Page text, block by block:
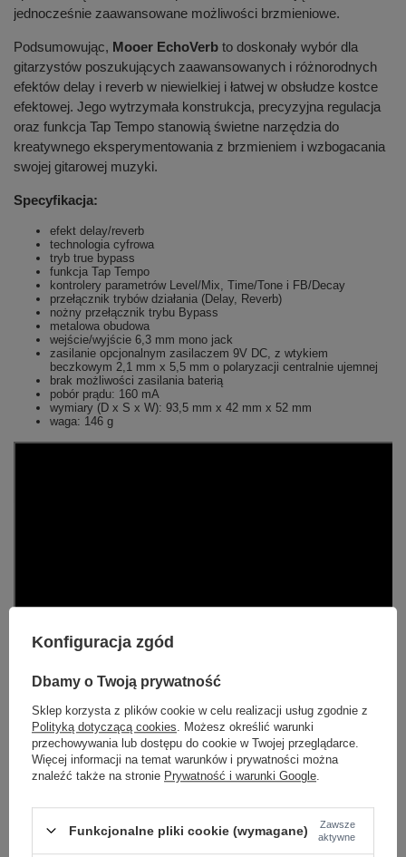
jednocześnie zaawansowane możliwości brzmieniowe.
Podsumowując, Mooer EchoVerb to doskonały wybór dla
gitarzystów poszukujących zaawansowanych i różnorodnych
efektów delay i reverb w niewielkiej i łatwej w obsłudze kostce
efektowej. Jego wytrzymała konstrukcja, precyzyjna regulacja
oraz funkcja Tap Tempo stanowią świetne narzędzia do
kreatywnego eksperymentowania z brzmieniem i wzbogacania
swojej gitarowej muzyki.
Specyfikacja:
efekt delay/reverb
technologia cyfrowa
tryb true bypass
funkcja Tap Tempo
kontrolery parametrów Level/Mix, Time/Tone i FB/Decay
przełącznik trybów działania (Delay, Reverb)
nożny przełącznik trybu Bypass
metalowa obudowa
wejście/wyjście 6,3 mm mono jack
zasilanie opcjonalnym zasilaczem 9V DC, z wtykiem
beczkowym 2,1 mm x 5,5 mm o polaryzacji centralnie ujemnej
brak możliwości zasilania baterią
pobór prądu: 160 mA
wymiary (D x S x W): 93,5 mm x 42 mm x 52 mm
waga: 146 g
Konfiguracja zgód
Dbamy o Twoją prywatność
Sklep korzysta z plików cookie w celu realizacji usług zgodnie z
Polityką dotyczącą cookies . Możesz określić warunki
przechowywania lub dostępu do cookie w Twojej przeglądarce.
Więcej informacji na temat warunków i prywatności można
znaleźć także na stronie Prywatność i warunki Google
Funkcjonalne pliki cookie (wymagane)
Zawsze
aktywne